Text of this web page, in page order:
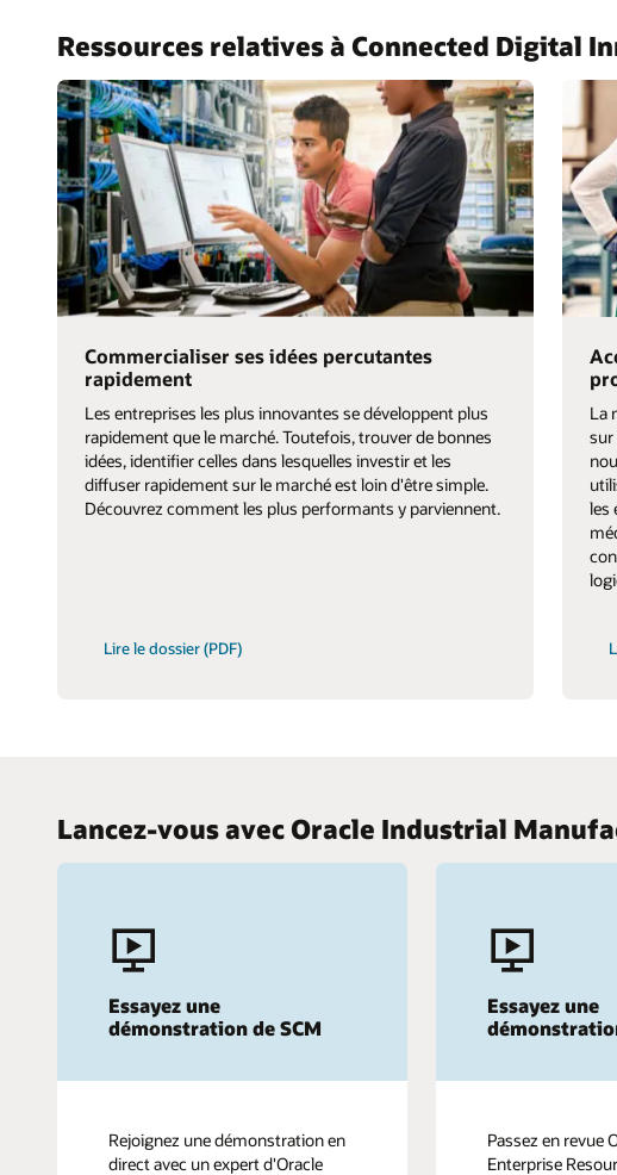
Ressources relatives à Connected Digital
Commercialiser ses idées percutantes
rapidement
Les entreprises les plus innovantes se développent plus
rapidement que le marché. Toutefois, trouver de bonnes
idées, identifier celles dans lesquelles investir et les
diffuser rapidement sur le marché est loin d'être simple.
Découvrez comment les plus performants y parviennent.
Lire le dossier (PDF)
La
sur
les
Lancez-vous avec Oracle Industrial
Essayez une
démonstration de SCM
Rejoignez une démonstration en
direct avec un expert d'Oracle
Essayez une
Passez en revue
Enterprise